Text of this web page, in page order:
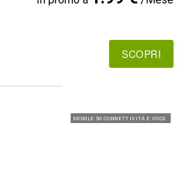
SCOPRI
MOBILE 5G CONNETTIVITÀ E VOCE